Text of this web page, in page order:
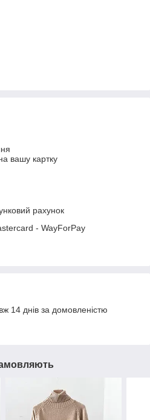
вашу картку
рахунок
- WayForPay
14 днів за домовленістю